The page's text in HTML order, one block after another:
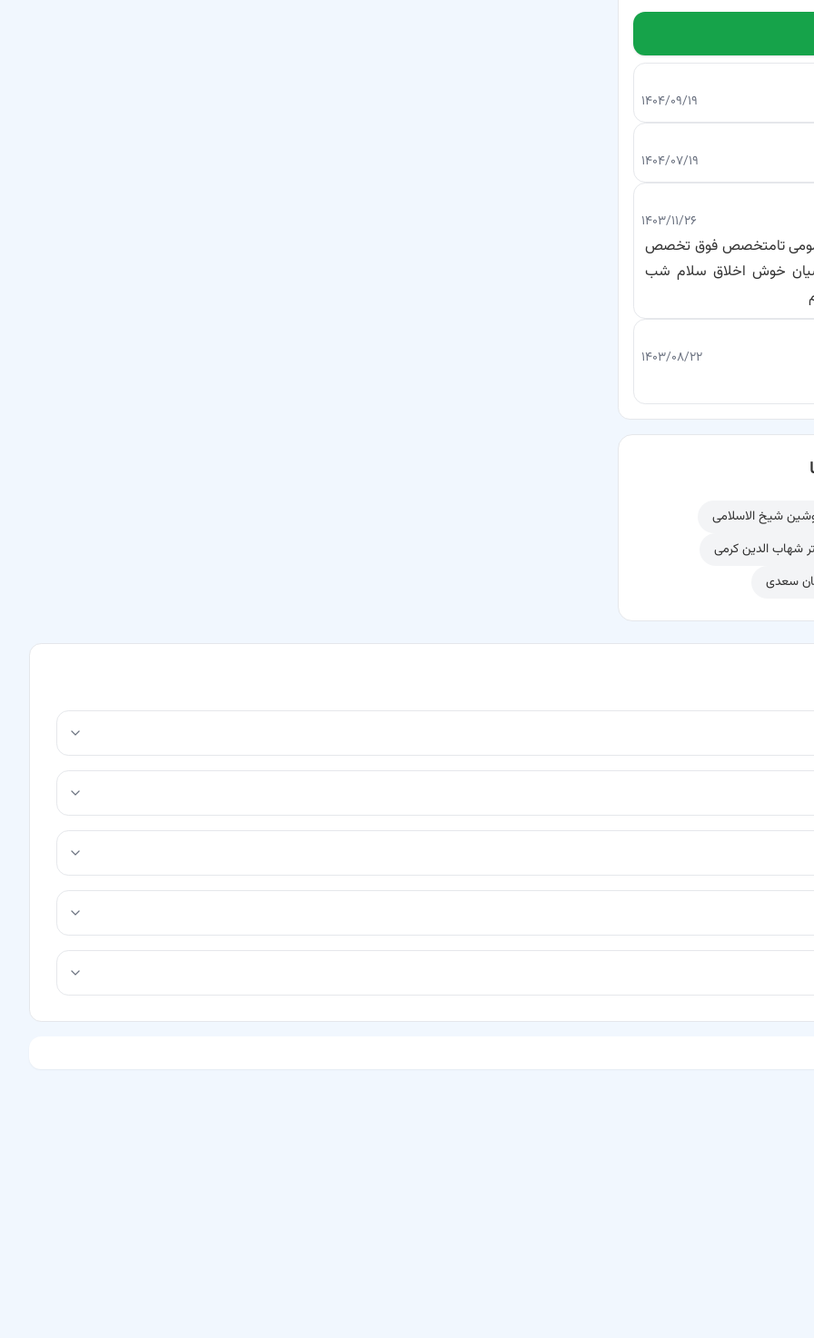
۱۴۰۴/۰۹/۱۹
۱۴۰۴/۰۷/۱۹
۱۴۰۳/۱۱/۲۶
تامتخصص فوق تخصص
خوش اخلاق سلام شب
۱۴۰۳/۰۸/۲۲
شیخ الاسلامی
شهاب الدین کرمی
سعدی